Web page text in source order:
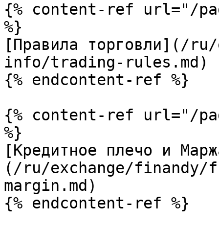
{% content-ref url="/
%}
[Правила торговли](/
info/trading-rules.md)
{% endcontent-ref %}
{% content-ref url="/
%}
[Кредитное плечо и
(/ru/exchange/
margin.md)
{% endcontent-ref %}